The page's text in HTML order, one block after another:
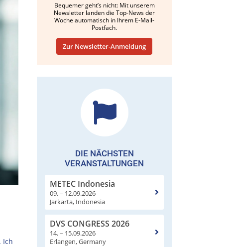
Ich
Bequemer geht’s nicht: Mit unserem
Newsletter landen die Top-News der
Woche automatisch in Ihrem E-Mail-
Postfach.
Zur Newsletter-Anmeldung
DIE NÄCHSTEN
VERANSTALTUNGEN
METEC Indonesia
09. – 12.09.2026
Jarkarta, Indonesia
DVS CONGRESS 2026
14. – 15.09.2026
Erlangen, Germany